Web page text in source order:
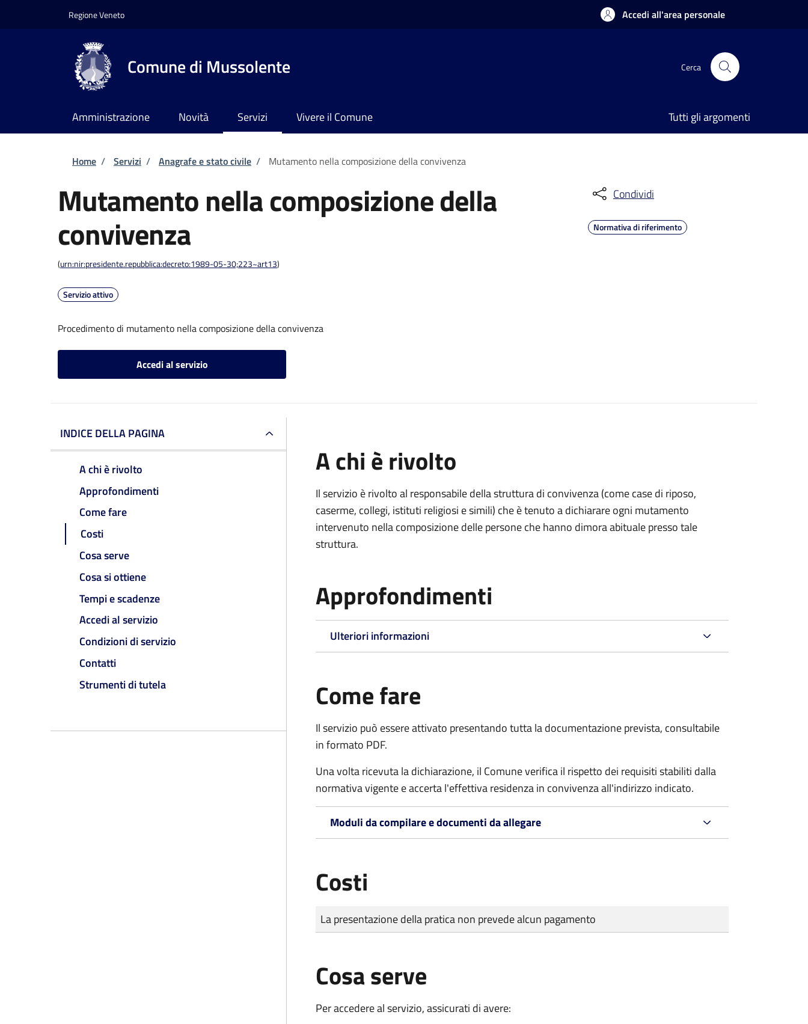
Regione Veneto Accedi all'area personale
Comune di Mussolente Cerca
Amministrazione Novità Servizi Vivere il Comune Tutti gli argomenti
Briciole di pane
Home / Servizi / Anagrafe e stato civile / Mutamento nella composizione della convivenza
Mutamento nella composizione della
convivenza
(urn:nir:presidente.repubblica:decreto:1989-05-30;223~art13)
Servizio attivo
Procedimento di mutamento nella composizione della convivenza
Accedi al servizio
Condividi
Normativa di riferimento
INDICE DELLA PAGINA
A chi è rivolto
Approfondimenti
Come fare
Costi
Cosa serve
Cosa si ottiene
Tempi e scadenze
Accedi al servizio
Condizioni di servizio
Contatti
Strumenti di tutela
A chi è rivolto
Il servizio è rivolto al responsabile della struttura di convivenza (come case di riposo,
caserme, collegi, istituti religiosi e simili) che è tenuto a dichiarare ogni mutamento
intervenuto nella composizione delle persone che hanno dimora abituale presso tale
struttura.
Approfondimenti
Ulteriori informazioni
Come fare
Il servizio può essere attivato presentando tutta la documentazione prevista, consultabile
in formato PDF.
Una volta ricevuta la dichiarazione, il Comune verifica il rispetto dei requisiti stabiliti dalla
normativa vigente e accerta l'effettiva residenza in convivenza all'indirizzo indicato.
Moduli da compilare e documenti da allegare
Costi
Tipo di pagamento
Importo
La presentazione della pratica non prevede alcun pagamento
Cosa serve
Per accedere al servizio, assicurati di avere: